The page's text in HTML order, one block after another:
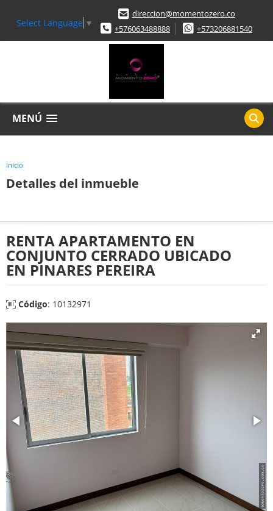
Select Language ▼
direccion@momentozero.co
+576063488888
+573206881540
MENÚ
Inicio
Detalles del inmueble
RENTA APARTAMENTO EN
CONJUNTO CERRADO UBICADO
EN PINARES PEREIRA
Código: 10132971